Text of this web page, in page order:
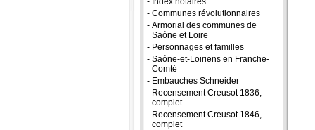
- Communes révolutionnaires
- Armorial des communes de
Saône et Loire
- Personnages et familles
- Saône-et-Loiriens en Franche-
Comté
- Embauches Schneider
- Recensement Creusot 1836,
complet
- Recensement Creusot 1846,
complet